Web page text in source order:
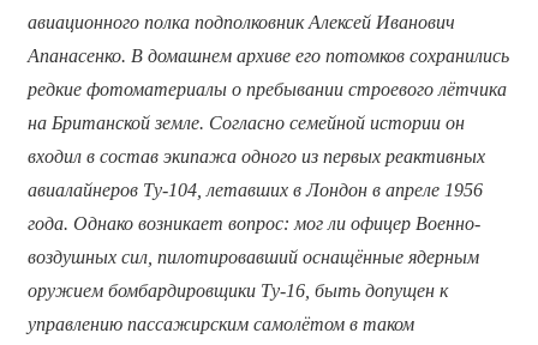
авиационного полка подполковник Алексей Иванович
Апанасенко. В домашнем архиве его потомков сохранились
редкие фотоматериалы о пребывании строевого лётчика
на Британской земле. Согласно семейной истории он
входил в состав экипажа одного из первых реактивных
авиалайнеров Ту-104, летавших в Лондон в апреле 1956
года. Однако возникает вопрос: мог ли офицер Военно-
воздушных сил, пилотировавший оснащённые ядерным
оружием бомбардировщики Ту-16, быть допущен к
управлению пассажирским самолётом в таком